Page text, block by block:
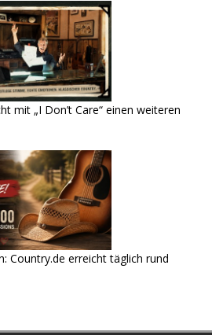
mit „I Don’t Care“ einen weiteren
Country.de erreicht täglich rund